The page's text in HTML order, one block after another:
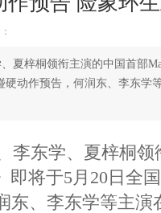
梓桐领衔主演的中国首部
硬动作预告，何润东、李东学
东学、夏梓桐领
即将于5月20日全
东、李东学等主